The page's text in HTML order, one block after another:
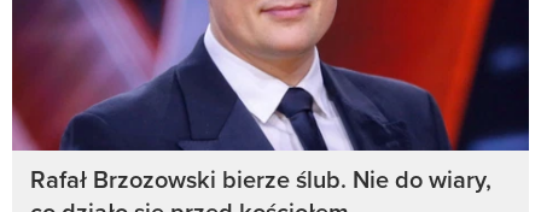
Rafał Brzozowski bierze ślub. Nie do wiary,